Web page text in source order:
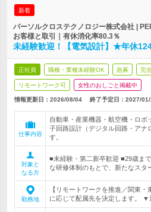
新着
パーソルクロステクノロジー株式会社 |
お客様と取引｜有休消化率80.3％
未経験歓迎！【電気設計】★年休
正社員 職種・業種未経験OK 急募 完
リモートワーク可 女性のおしごと掲載中
情報更新日：2026/08/04 終了予定日： 2027/
仕事内容
自動車・産業機器・航空機・ロボ
子回路設計（デジタル回路・アナ
す。
対象と
なる方
■未経験・第二新卒歓迎 ■29歳ま
な研修体制のもとで、新たなスタ
勤務地
【リモートワークを推進／関東
に応じて配属先を決定します。 ▼